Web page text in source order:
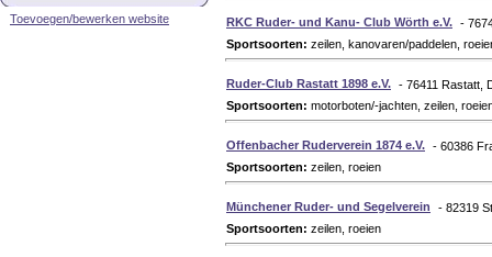
Toevoegen/bewerken website
RKC Ruder- und Kanu- Club Wörth e.V. -
Sportsoorten: zeilen, kanovaren/paddelen,
Ruder-Club Rastatt 1898 e.V. - 76411 Rastatt,
Sportsoorten: motorboten/-jachten, zeilen,
Offenbacher Ruderverein 1874 e.V. - 60386
Sportsoorten: zeilen, roeien
Münchener Ruder- und Segelverein
- 82319
Sportsoorten: zeilen, roeien